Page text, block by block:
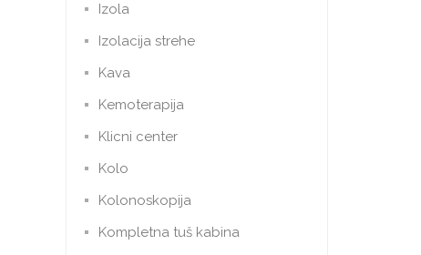
Izola
Izolacija strehe
Kava
Kemoterapija
Klicni center
Kolo
Kolonoskopija
Kompletna tuš kabina